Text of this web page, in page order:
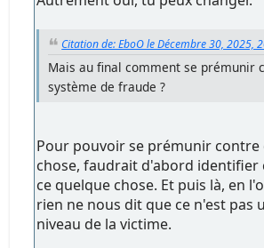
Citation de: EboO le Décembre 30, 2025,
Mais au final comment se prémunir
système de fraude ?
Pour pouvoir se prémunir contre
chose, faudrait d'abord identifier
ce quelque chose. Et puis là, en
rien ne nous dit que ce n'est pas
niveau de la victime.